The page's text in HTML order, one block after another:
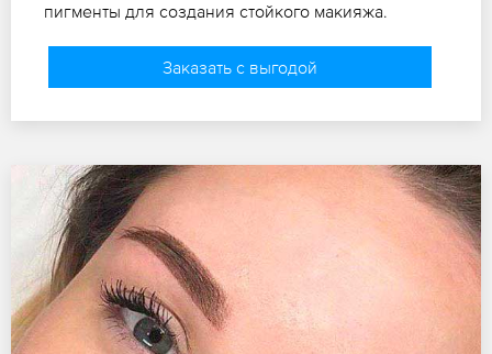
пигменты для создания стойкого макияжа.
Заказать с выгодой